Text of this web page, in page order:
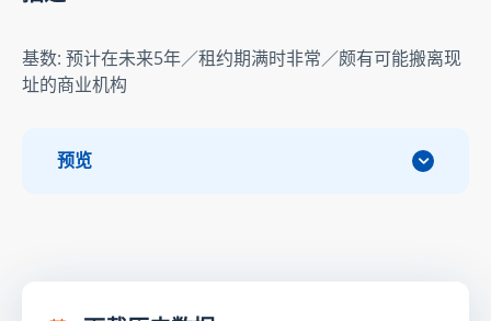
基数: 预计在未来5年／租约期满时非常／颇有可能搬离现
址的商业机构
预览